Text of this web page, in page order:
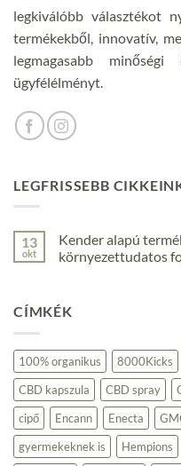
legkiválóbb választékot
termékekből, innovatív,
legmagasabb
ügyfélélményt.
LEGFRISSEBB
13
okt
Kender alapú
környezettudatos
Kender
alapú
választás
a
környezettudatos
fogyasztóknak
bejegyzéshez
CÍMKÉK
100% organikus 8000Kicks
CBD kapszula
CBD spray
cipő
Encann Enecta
gyermekeknek is
Hempions